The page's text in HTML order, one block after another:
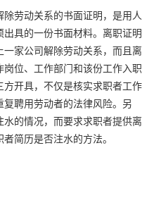
劳动关系的书面证明，是用人
具的一份书面材料。离职证明
家公司解除劳动关系，而且离
位、工作部门和该份工作入职
开具，不仅是核实求职者工作
聘用劳动者的法律风险。另
的情况，而要求求职者提供离
简历是否注水的方法。